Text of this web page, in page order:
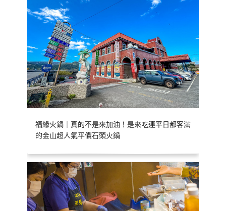
福緣火鍋｜真的不是來加油！是來吃連平日都客滿
的金山超人氣平價石頭火鍋